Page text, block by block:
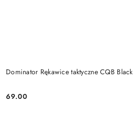
Dominator Rękawice taktyczne CQB Black
Cena:
69.00